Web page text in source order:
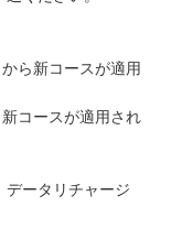
ら新コースが適用
コースが適用され
データリチャージ